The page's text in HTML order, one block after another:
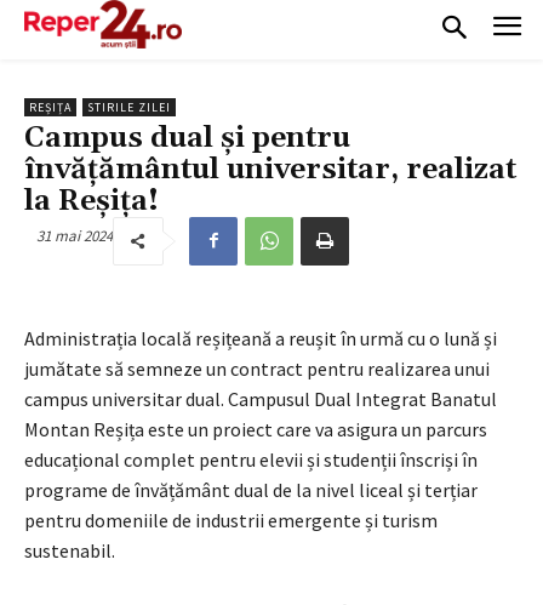
REȘIȚA STIRILE ZILEI
Campus dual și pentru
învățământul universitar, realizat
la Reșița!
31 mai 2024
Administrația locală reșițeană a reușit în urmă cu o lună și
jumătate să semneze un contract pentru realizarea unui
campus universitar dual. Campusul Dual Integrat Banatul
Montan Reșița este un proiect care va asigura un parcurs
educațional complet pentru elevii și studenții înscriși în
programe de învățământ dual de la nivel liceal și terțiar
pentru domeniile de industrii emergente și turism
sustenabil.